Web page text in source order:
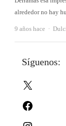
alrededor no hay
9 años hace
Síguenos: